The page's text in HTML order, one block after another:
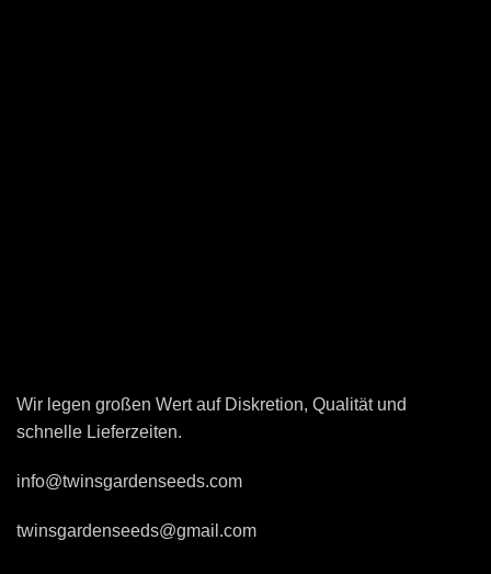
Wir legen großen Wert auf Diskretion, Qualität und
schnelle Lieferzeiten.
info@twinsgardenseeds.com
twinsgardenseeds@gmail.com